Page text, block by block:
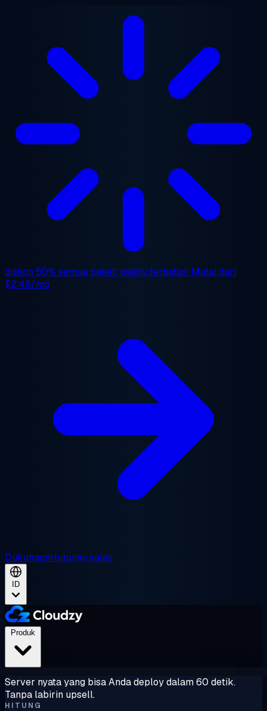
diskon 50% semua paket, waktu terbatas. Mulai dari
$2.48/mo
DukunganHubungi sales
ID
Server nyata yang bisa Anda deploy dalam 60 detik.
Tanpa labirin upsell.
HITUNG